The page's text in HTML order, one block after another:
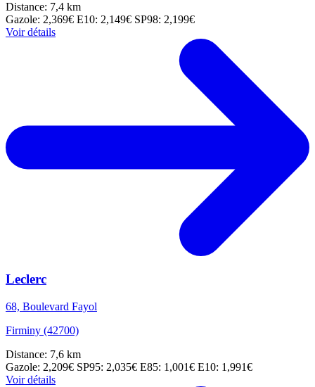
Distance: 7,4 km
Gazole: 2,369€ E10: 2,149€ SP98: 2,199€
Voir détails
Leclerc
68, Boulevard Fayol
Firminy (42700)
Distance: 7,6 km
Gazole: 2,209€ SP95: 2,035€ E85: 1,001€ E10: 1,991€
Voir détails